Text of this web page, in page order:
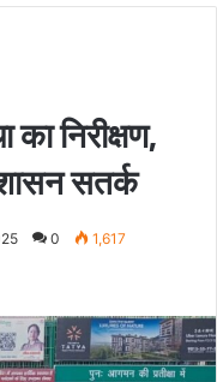
निरीक्षण,
सतर्क
0 1,617